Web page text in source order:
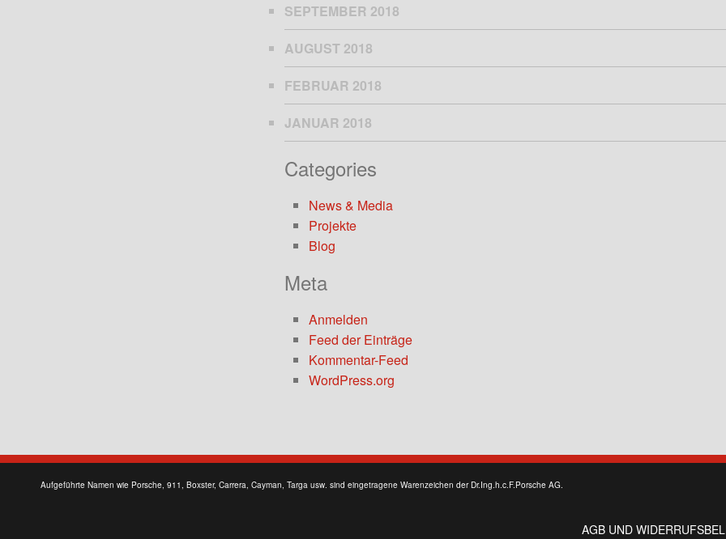
SEPTEMBER 2018
AUGUST 2018
FEBRUAR 2018
JANUAR 2018
Categories
News & Media
Projekte
Blog
Meta
Anmelden
Feed der Einträge
Kommentar-Feed
WordPress.org
Aufgeführte Namen wie Porsche, 911, Boxster, Carrera, Cayman, Targa usw. sind eingetragene Warenzeichen der Dr.Ing.h.c.F.Porsche AG.
AGB UND